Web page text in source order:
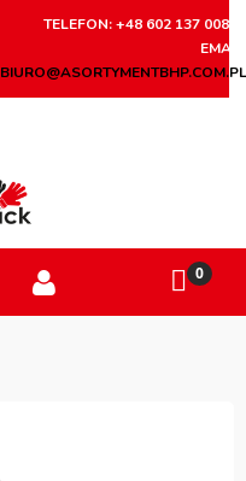
TELEFON: +48 602 137 008
EMAIL:
BIURO@ASORTYMENTBHP.COM.PL